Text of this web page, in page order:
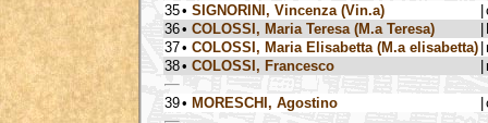
35• SIGNORINI, Vincenza (Vin.a)
36• COLOSSI, Maria Teresa (M.a Teresa)
37• COLOSSI, Maria Elisabetta (M.a elisabetta)
38• COLOSSI, Francesco
39• MORESCHI, Agostino